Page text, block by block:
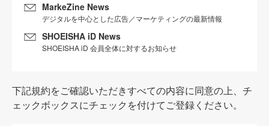
MarkeZine News
デジタルを中心とした広告／マーケティングの最新情報
SHOEISHA iD News
SHOEISHA iD 会員全体に対するお知らせ
下記規約をご確認いただきすべての内容に同意の上、チ
ェックボックスにチェックを付けてご登録ください。